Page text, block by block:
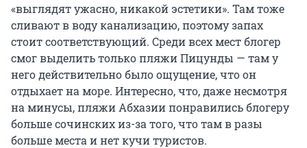
«выглядят ужасно, никакой эстетики». Там тоже
сливают в воду канализацию, поэтому запах
стоит соответствующий. Среди всех мест блогер
смог выделить только пляжи Пицунды — там у
него действительно было ощущение, что он
отдыхает на море. Интересно, что, даже несмотря
на минусы, пляжи Абхазии понравились блогеру
больше сочинских из-за того, что там в разы
больше места и нет кучи туристов.